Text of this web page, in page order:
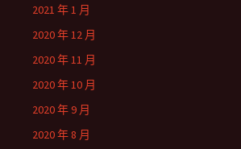
2021 年 1 月
2020 年 12 月
2020 年 11 月
2020 年 10 月
2020 年 9 月
2020 年 8 月